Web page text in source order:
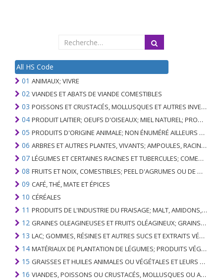
All HS Code
01 ANIMAUX; VIVRE
02 VIANDES ET ABATS DE VIANDE COMESTIBLES
03 POISSONS ET CRUSTACÉS, MOLLUSQUES ET AUTRES INVERTÉBRÉS AQUATIQUES
04 PRODUIT LAITIER; OEUFS D'OISEAUX; MIEL NATUREL; PRODUITS COMESTIBLES D'ORIGINE ANIMALE, NON ÉNUMÉRÉS AILLEURS OU INCLUS
05 PRODUITS D'ORIGINE ANIMALE; NON ÉNUMÉRÉ AILLEURS OU INCLUS
06 ARBRES ET AUTRES PLANTES, VIVANTS; AMPOULES, RACINES ET ANALOGUES; FLEURS COUPEES ET FEUILLAGE ORNEMENTAL
07 LÉGUMES ET CERTAINES RACINES ET TUBERCULES; COMESTIBLE
08 FRUITS ET NOIX, COMESTIBLES; PEEL D'AGRUMES OU DE MELONS
09 CAFÉ, THÉ, MATE ET ÉPICES
10 CÉRÉALES
11 PRODUITS DE L'INDUSTRIE DU FRAISAGE; MALT, AMIDONS, INULINE, GLUTEN DE BLÉ
12 GRAINES OLEAGINEUSES ET FRUITS OLÉAGINEUX; GRAINS DIVERS, GRAINES ET FRUITS, PLANTES INDUSTRIELLES OU MÉDICINALES; PAILLE ET FOURRAGE
13 LAC; GOMMES, RÉSINES ET AUTRES SUCS ET EXTRAITS VÉGÉTAUX
14 MATÉRIAUX DE PLANTATION DE LÉGUMES; PRODUITS VÉGÉTAUX NON DÉNOMMÉS NI COMPRIS AILLEURS
15 GRAISSES ET HUILES ANIMALES OU VÉGÉTALES ET LEURS PRODUITS DE CLIVAGE; GRAISSES ANIMALES PRÉPARÉES; CIRES ANIMALES OU VÉGÉTALES
16 VIANDES, POISSONS OU CRUSTACÉS, MOLLUSQUES OU AUTRES INVERTÉBRÉS AQUATIQUES; PRÉPARATIONS DE CELLES-CI